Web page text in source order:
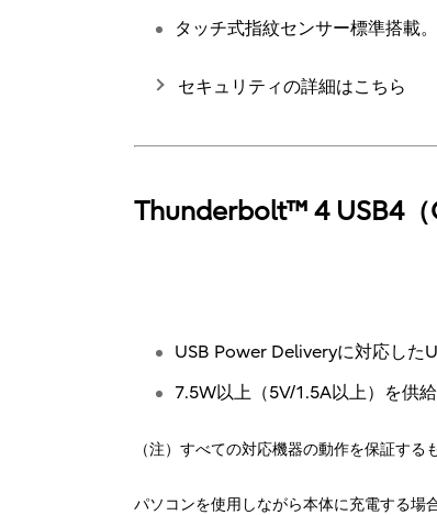
タッチ式指紋センサー標準搭載。
セキュリティの詳細はこちら
Thunderbolt™ 4 USB4
USB Power Deliveryに対応した
7.5W以上（5V/1.5A以上）を供
（注）すべての対応機器の動作を保証す
パソコンを使用しながら本体に充電する場